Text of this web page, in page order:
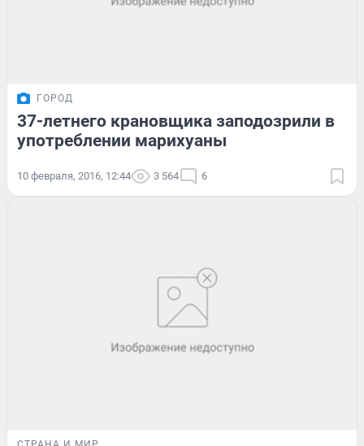
ГОРОД
37-летнего крановщика заподозрили в
употреблении марихуаны
10 февраля, 2016, 12:44 3 564 6